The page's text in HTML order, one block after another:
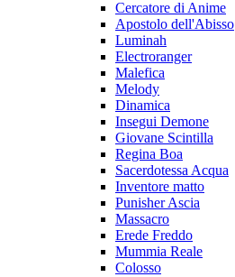
Cercatore di Anime
Apostolo dell'Abisso
Luminah
Electroranger
Malefica
Melody
Dinamica
Insegui Demone
Giovane Scintilla
Regina Boa
Sacerdotessa Acqua
Inventore matto
Punisher Ascia
Massacro
Erede Freddo
Mummia Reale
Colosso